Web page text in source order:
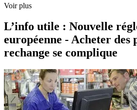
Voir plus
L’info utile : Nouvelle
européenne - Acheter des
rechange se complique